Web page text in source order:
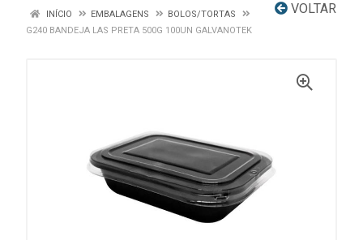
VOLTAR
INÍCIO EMBALAGENS
BOLOS/TORTAS
G240 BANDEJA LAS PRETA 500G 100UN GALVANOTEK